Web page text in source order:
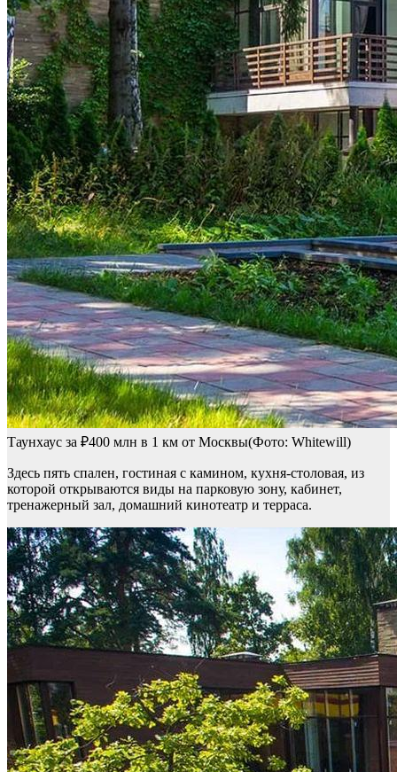
Таунхаус за ₽400 млн в 1 км от Москвы(Фото: Whitewill)
Здесь пять спален, гостиная с камином, кухня-столовая, из
которой открываются виды на парковую зону, кабинет,
тренажерный зал, домашний кинотеатр и терраса.